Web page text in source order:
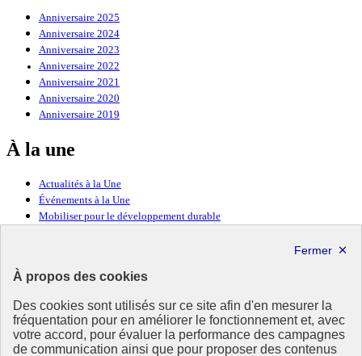
À propos des cookies
Des cookies sont utilisés sur ce site afin d'en mesurer la
fréquentation pour en améliorer le fonctionnement et, avec
votre accord, pour évaluer la performance des campagnes
de communication ainsi que pour proposer des contenus
Anniversaire 2025
Anniversaire 2024
Anniversaire 2023
Anniversaire 2022
Anniversaire 2021
Anniversaire 2020
Anniversaire 2019
À la une
Actualités à la Une
Événements à la Une
Mobiliser pour le développement durable
Ressources
Ressources
La Méth’ODD